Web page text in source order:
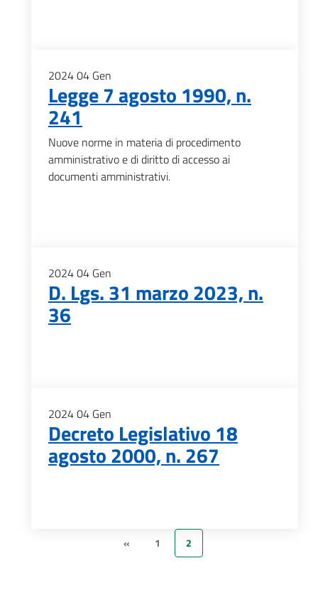
202404 Gen
Legge 7 agosto 1990, n.
241
Nuove norme in materia di procedimento
amministrativo e di diritto di accesso ai
documenti amministrativi.
202404 Gen
D. Lgs. 31 marzo 2023, n.
36
202404 Gen
Decreto Legislativo 18
agosto 2000, n. 267
« 1 2